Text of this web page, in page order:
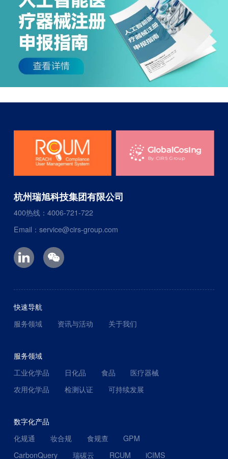
杭州瑞旭科技集团有限公司
400热线：4006-721-722
Email：service@cirs-group.com
快速导航
服务领域
资讯与活动 关于我们
服务领域
工业化学品
日化品 食品
医疗器械
农用化学品
检测认证 可持续发展
数字化产品
化规通
妆合规 食规查
GPM
CarbonQuery
瑞碳云 RCUM iCIMS